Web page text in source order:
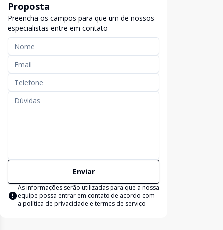
Proposta
Preencha os campos para que um de nossos
especialistas entre em contato
Enviar
As informações serão utilizadas para que a nossa
equipe possa entrar em contato de acordo com
a política de privacidade e termos de serviço